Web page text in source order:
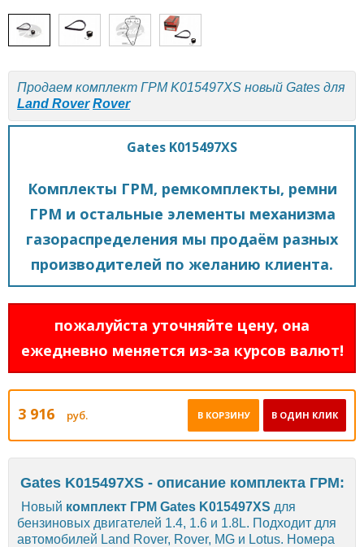
Продаем комплект ГРМ K015497XS новый Gates для
Land Rover Rover
Gates K015497XS
Комплекты ГРМ, ремкомплекты, ремни
ГРМ и остальные элементы механизма
газораспределения мы продаём разных
производителей по желанию клиента.
пожалуйста уточняйте цену, она
ежедневно меняется из-за курсов валют!
3 916 руб. В ОДИН КЛИК
В КОРЗИНУ
Gates K015497XS - описание комплекта ГРМ:
Новый комплект ГРМ Gates K015497XS для
бензиновых двигателей 1.4, 1.6 и 1.8L. Подходит для
автомобилей Land Rover, Rover, MG и Lotus. Номера